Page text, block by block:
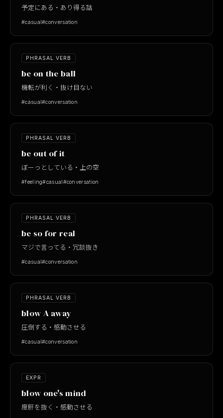
予定にある・あり得る話
#casual#conversation
PHRASAL VERB
be on the ball
機転が利く・抜け目ない
#casual#conversation
PHRASAL VERB
be out of it
ぼーっとしている・上の空
#feeling#casual#conversation
PHRASAL VERB
be so for real
マジで言ってる・冗談抜き
#casual#conversation
PHRASAL VERB
blow A away
圧倒する・感動させる
#casual#conversation
EXPR
blow one's mind
度肝を抜く・感動させる